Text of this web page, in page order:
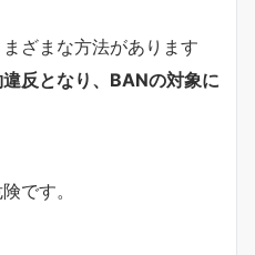
ざまな方法があります
反となり、BANの対象に
です。